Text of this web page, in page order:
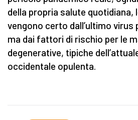
della propria salute quotidiana,
vengono certo dall’ultimo virus
ma dai fattori di rischio per le
degenerative, tipiche
occidentale opulenta.